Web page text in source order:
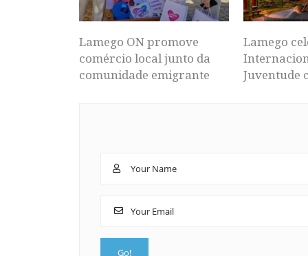
Lamego ON promove
comércio local junto da
comunidade emigrante
Lamego
Juventude